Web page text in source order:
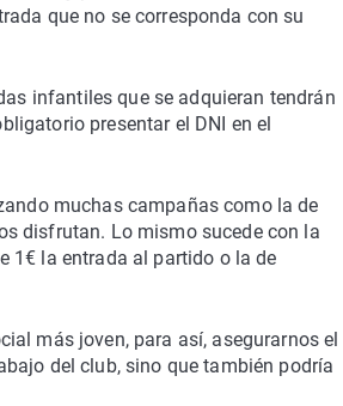
que no se corresponda con su
infantiles que se adquieran tendrán
presentar el DNI en el
muchas campañas como la de
disfrutan. Lo mismo sucede con la
1€ la entrada al partido o la de
más joven, para así, asegurarnos el
del club, sino que también podría